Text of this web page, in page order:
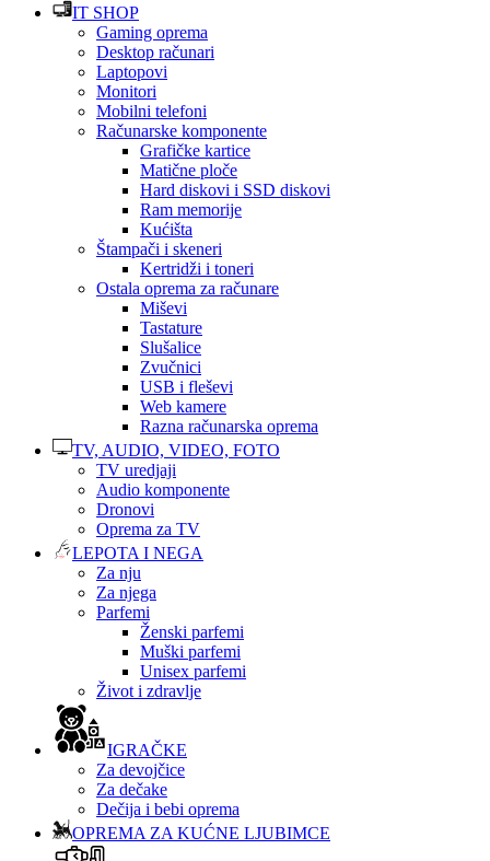
IT SHOP
Gaming oprema
Desktop računari
Laptopovi
Monitori
Mobilni telefoni
Računarske komponente
Grafičke kartice
Matične ploče
Hard diskovi i SSD diskovi
Ram memorije
Kućišta
Štampači i skeneri
Kertridži i toneri
Ostala oprema za računare
Miševi
Tastature
Slušalice
Zvučnici
USB i fleševi
Web kamere
Razna računarska oprema
TV, AUDIO, VIDEO, FOTO
TV uredjaji
Audio komponente
Dronovi
Oprema za TV
LEPOTA I NEGA
Za nju
Za njega
Parfemi
Ženski parfemi
Muški parfemi
Unisex parfemi
Život i zdravlje
IGRAČKE
Za devojčice
Za dečake
Dečija i bebi oprema
OPREMA ZA KUĆNE LJUBIMCE